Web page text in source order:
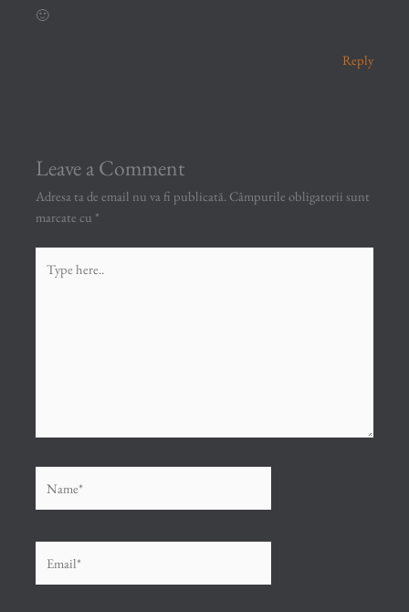
🙂
Reply
Leave a Comment
Adresa ta de email nu va fi publicată. Câmpurile obligatorii sunt
marcate cu *
here..